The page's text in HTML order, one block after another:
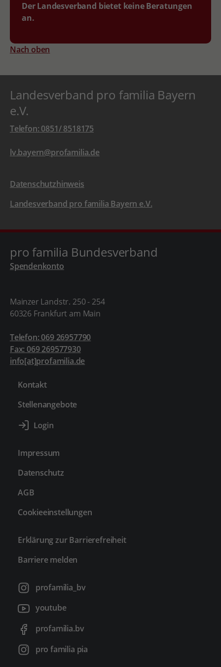
Der Landesverband bietet keine Beratungen
an.
Nach oben
Landesverband pro familia Bayern
e.V.
Telefon: 0851/ 8518175
lv.bayern@profamilia.de
Datenschutzhinweis
Landesverband pro familia Bayern e.V.
pro familia Bundesverband
Spendenkonto
Mainzer Landstr. 250 - 254
60326 Frankfurt am Main
Telefon: 069 26957790
Fax: 069 269577930
info[at]profamilia.de
Kontakt
Stellenangebote
Impressum
Datenschutz
AGB
Cookieeinstellungen
Erklärung zur Barrierefreiheit
Barriere melden
profamilia_bv
youtube
profamilia.bv
pro familia pia